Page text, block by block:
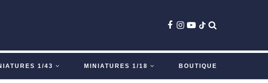
1/43 MINIATURES 1/18 BOUTIQUE